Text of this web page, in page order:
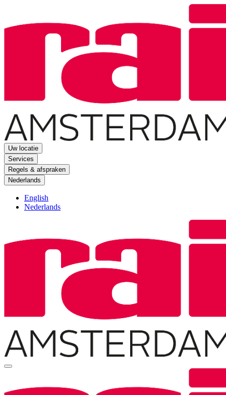
Uw locatie
Services
Regels & afspraken
Nederlands
English
Nederlands